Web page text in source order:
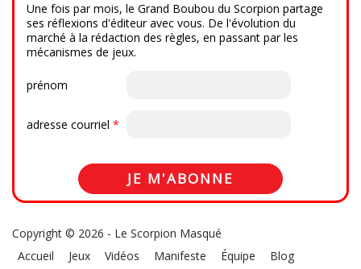
Une fois par mois, le Grand Boubou du Scorpion partage
ses réflexions d'éditeur avec vous. De l'évolution du
marché à la rédaction des règles, en passant par les
mécanismes de jeux.
prénom
adresse courriel *
Copyright © 2026 - Le Scorpion Masqué
Accueil
Jeux Vidéos Manifeste Équipe Blog